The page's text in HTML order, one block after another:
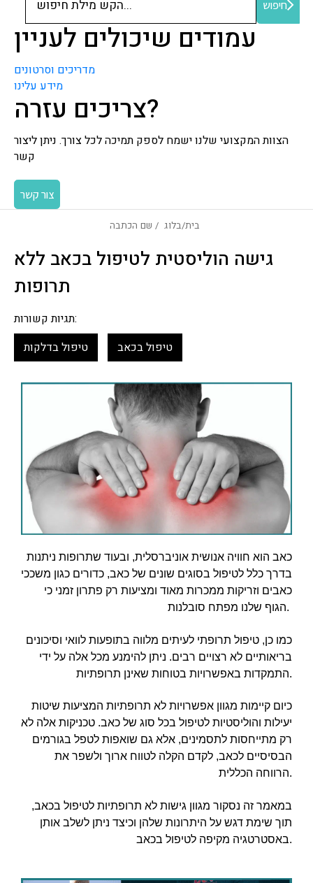
חיפוש
עמודים שיכולים לעניין
מדריכים וסרטונים
מידע עלינו
צריכים עזרה?
הצוות המקצועי שלנו ישמח לספק תמיכה לכל צורך. ניתן ליצור
קשר
צור קשר
בית/בלוג / שם הכתבה
גישה הוליסטית לטיפול בכאב ללא
תרופות
תגיות קשורות:
טיפול בדלקות
טיפול בכאב
כאב הוא חוויה אנושית אוניברסלית, ובעוד שתרופות ניתנות
בדרך כלל לטיפול בסוגים שונים של כאב, כדורים כגון משככי
כאבים וזריקות ממכרות מאוד ומציעות רק פתרון זמני כי
הגוף שלנו מפתח סובלנות.
כמו כן, טיפול תרופתי לעיתים מלווה בתופעות לוואי וסיכונים
בריאותיים לא רצויים רבים. ניתן להימנע מכל אלה על ידי
התמקדות באפשרויות בטוחות שאינן תרופתיות.
כיום קיימות מגוון אפשרויות לא תרופתיות המציעות שיטות
יעילות והוליסטיות לטיפול בכל סוג של כאב. טכניקות אלה לא
רק מתייחסות לתסמינים, אלא גם שואפות לטפל בגורמים
הבסיסיים לכאב, לקדם הקלה לטווח ארוך ולשפר את
הרווחה הכללית.
במאמר זה נסקור מגוון גישות לא תרופתיות לטיפול בכאב,
תוך שימת דגש על היתרונות שלהן וכיצד ניתן לשלב אותן
באסטרטגיה מקיפה לטיפול בכאב.